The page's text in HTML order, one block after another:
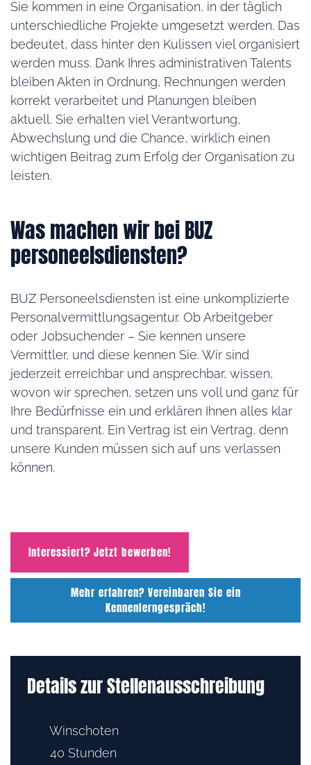
Sie kommen in eine Organisation, in der täglich
unterschiedliche Projekte umgesetzt werden. Das
bedeutet, dass hinter den Kulissen viel organisiert
werden muss. Dank Ihres administrativen Talents
bleiben Akten in Ordnung, Rechnungen werden
korrekt verarbeitet und Planungen bleiben
aktuell. Sie erhalten viel Verantwortung,
Abwechslung und die Chance, wirklich einen
wichtigen Beitrag zum Erfolg der Organisation zu
leisten.
Was machen wir bei BUZ
personeelsdiensten?
BUZ Personeelsdiensten ist eine unkomplizierte
Personalvermittlungsagentur. Ob Arbeitgeber
oder Jobsuchender – Sie kennen unsere
Vermittler, und diese kennen Sie. Wir sind
jederzeit erreichbar und ansprechbar, wissen,
wovon wir sprechen, setzen uns voll und ganz für
Ihre Bedürfnisse ein und erklären Ihnen alles klar
und transparent. Ein Vertrag ist ein Vertrag, denn
unsere Kunden müssen sich auf uns verlassen
können.
Interessiert? Jetzt bewerben!
Mehr erfahren? Vereinbaren Sie ein
Kennenlerngespräch!
Details zur Stellenausschreibung
Winschoten
40 Stunden